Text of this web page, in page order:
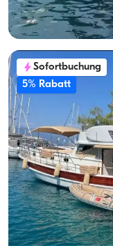
Guenstigster
28.800 TL
Sofortbuchung
5% Rabatt